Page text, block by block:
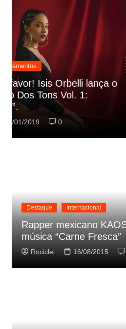
Destaque Lançamentos
Rashid vai buscar nos
referencias do clipe de
música
Rociclei 22/01/2019
Destaque Internacional
Rapper mexicano
música “Carne Fresca”
Rociclei 16/08/2015